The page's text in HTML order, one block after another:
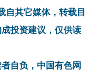
自其它媒体，转载目
投资建议，仅供读
自负，中国有色网